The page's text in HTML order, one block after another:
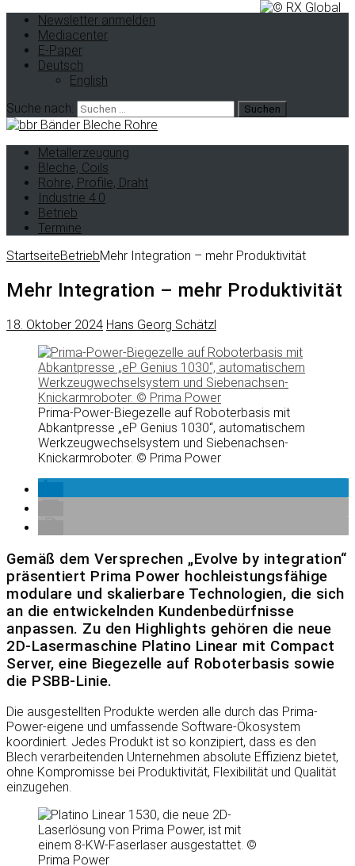
Newsletter anmelden
Mediacenter
E-Paper
Deutsch
English
Suche nach:
Metallerzeugung
Bleche, Coils
Rohre, Profile, Draht
Industrie 4.0
Betrieb
Termine
StartseiteBetriebMehr Integration – mehr Produktivität
Mehr Integration – mehr Produktivität
18. Oktober 2024 Hans Georg Schätzl
Prima-Power-Biegezelle auf Roboterbasis mit
Abkantpresse „eP Genius 1030“, automatischem
Werkzeugwechselsystem und Siebenachsen-
Knickarmroboter. © Prima Power
Gemäß dem Versprechen „Evolve by integration“
präsentiert Prima Power hochleistungsfähige
modulare und skalierbare Technologien, die sich
an die entwickelnden Kundenbedürfnisse
anpassen. Zu den Highlights gehören die neue
2D-Lasermaschine Platino Linear mit Compact
Server, eine Biegezelle auf Roboterbasis sowie
die PSBB-Linie.
Die ausgestellten Produkte werden alle durch das Prima-
Power-eigene und umfassende Software-Ökosystem
koordiniert. Jedes Produkt ist so konzipiert, dass es den
Blech verarbeitenden Unternehmen absolute Effizienz bietet,
ohne Kompromisse bei Produktivität, Flexibilität und Qualität
einzugehen.